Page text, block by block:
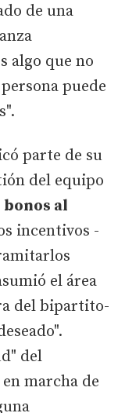
de una
algo que no
puede
parte de su
del equipo
bonos al
incentivos -
el área
del bipartito-
del
marcha de